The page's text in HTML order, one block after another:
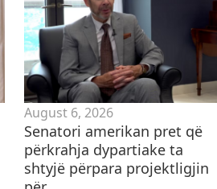
August 6, 2026
Senatori amerikan pret që
përkrahja dypartiake ta
shtyjë përpara projektligjin